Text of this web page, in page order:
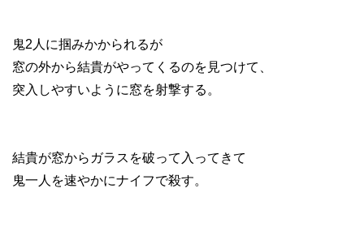
鬼2人に掴みかかられるが
窓の外から結貴がやってくるのを見つけて、
突入しやすいように窓を射撃する。
結貴が窓からガラスを破って入ってきて
鬼一人を速やかにナイフで殺す。